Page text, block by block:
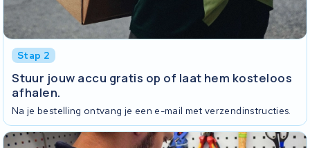
Stap 2
Stuur jouw accu gratis op of laat hem kosteloos
afhalen.
Na je bestelling ontvang je een e-mail met verzendinstructies.